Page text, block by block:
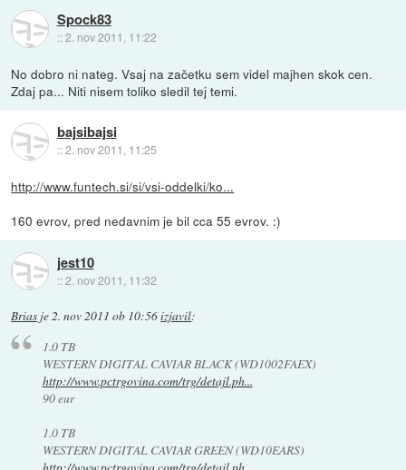
Spock83
::2. nov 2011, 11:22
No dobro ni nateg. Vsaj na začetku sem videl majhen skok cen.
Zdaj pa... Niti nisem toliko sledil tej temi.
bajsibajsi
::2. nov 2011, 11:25
http://www.funtech.si/si/vsi-oddelki/ko...
160 evrov, pred nedavnim je bil cca 55 evrov. :)
jest10
::2. nov 2011, 11:32
Brias je2. nov 2011 ob 10:56izjavil:
1.0 TB
WESTERN DIGITAL CAVIAR BLACK (WD1002FAEX)
http://www.pctrgovina.com/trg/detajl.ph...
90 eur
1.0 TB
WESTERN DIGITAL CAVIAR GREEN (WD10EARS)